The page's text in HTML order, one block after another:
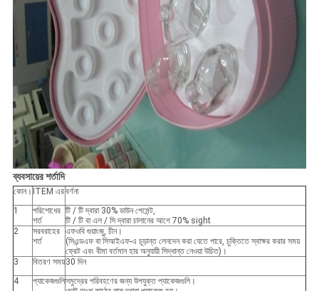
ব্যবসায়ের শর্তাদি
কোন। ITEM এরবর্ণনা
1
পরিশোধের
শর্ত
টি / টি দ্বারা 30% ডাউন পেমেন্ট,
টি / টি বা এল / সি দ্বারা চালানের আগে 70% sight
2
সরবরাহের
শর্ত
এফওবি গুয়াংজু, চীন।
(সিএন্ডএফ বা সিআইএফ-এ চূড়ান্ত লেনদেন করা যেতে পারে, চুক্তিতে স্বাক্ষর করার সময়
ফ্রেট এবং বীমা বর্তমান হার অনুযায়ী সিদ্ধান্ত নেওয়া উচিত)।
3
বিতরণ সময়30 দিন
4
প্যাকেজগুলিসমুদ্রের পরিবহণের জন্য উপযুক্ত প্যাকেজগুলি।